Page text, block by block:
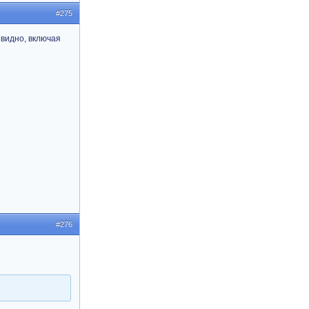
#275
включая
#276